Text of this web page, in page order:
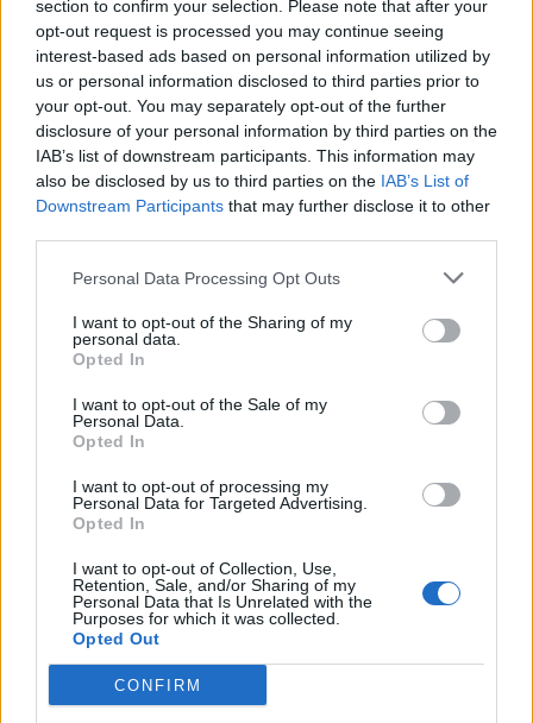
section to confirm your selection. Please note that after your
opt-out request is processed you may continue seeing
interest-based ads based on personal information utilized by
us or personal information disclosed to third parties prior to
your opt-out. You may separately opt-out of the further
disclosure of your personal information by third parties on the
IAB’s list of downstream participants. This information may
also be disclosed by us to third parties on the IAB’s List of
Downstream Participants that may further disclose it to other
Personal Data Processing Opt Outs
I want to opt-out of the Sharing of my
personal data.
Opted In
I want to opt-out of the Sale of my
Personal Data.
Opted In
I want to opt-out of processing my
Personal Data for Targeted Advertising.
Opted In
I want to opt-out of Collection, Use,
Retention, Sale, and/or Sharing of my
Personal Data that Is Unrelated with the
Purposes for which it was collected.
Opted Out
CONFIRM
No Tags
Δείτε επίσης
Αθλητισμός
Η νέα Barbie παίζει δυνατά στα σπορ
07.10.25